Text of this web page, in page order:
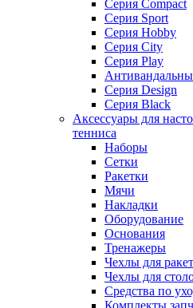
Серия Compact
Серия Sport
Серия Hobby
Серия City
Серия Play
Серия Design
Серия Black
Аксессуары для
тенниса
Наборы
Сетки
Ракетки
Мячи
Накладки
Оборудование
Основания
Тренажеры
Чехлы для
Чехлы для
Средства по
Комплекты